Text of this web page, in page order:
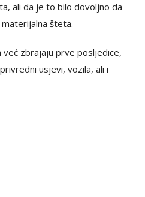
ali da je to bilo dovoljno da
šteta.
već zbrajaju prve posljedice,
usjevi, vozila, ali i